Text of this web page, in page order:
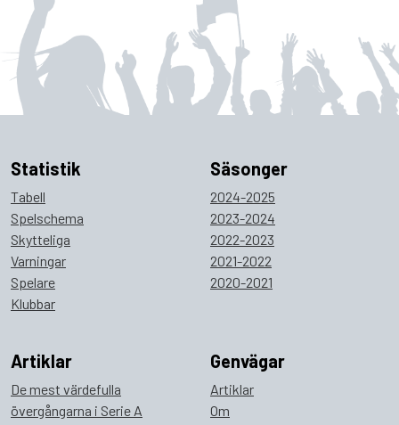
Statistik
Tabell
Spelschema
Skytteliga
Varningar
Spelare
Klubbar
Säsonger
2024-2025
2023-2024
2022-2023
2021-2022
2020-2021
Artiklar
De mest värdefulla
övergångarna i Serie A
Genvägar
Artiklar
Om